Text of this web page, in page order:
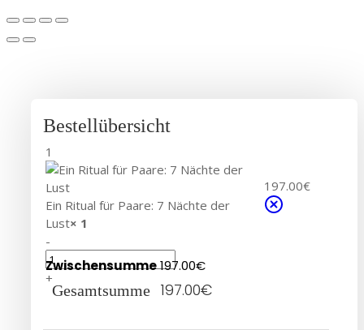
Bestellübersicht
1
Ein Ritual für Paare: 7 Nächte der
Lust× 1
-
+
197.00€
Zwischensumme197.00€
Gesamtsumme 197.00€